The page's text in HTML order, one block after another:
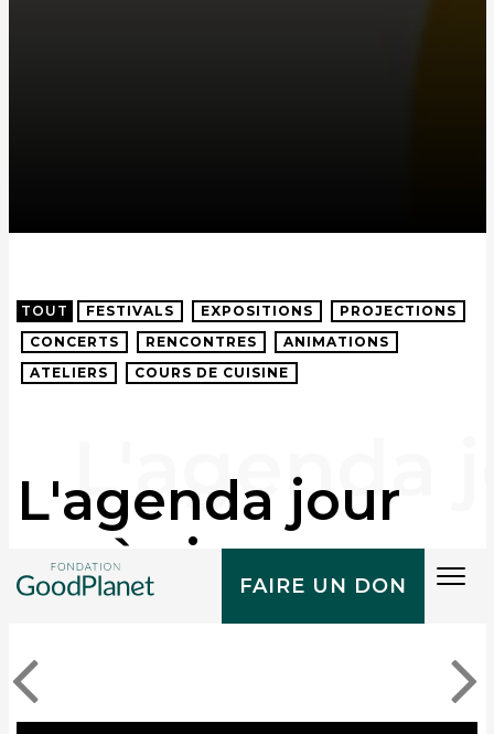
FAIRE UN DON
TOUT FESTIVALS EXPOSITIONS
PROJECTIONS
CONCERTS
RENCONTRES
ANIMATIONS
ATELIERS
COURS DE CUISINE
L'agenda jour
après jour